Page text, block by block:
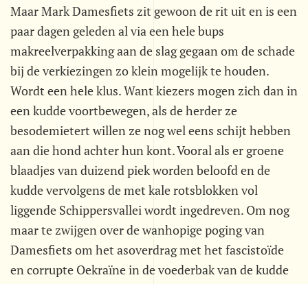
Maar Mark Damesfiets zit gewoon de rit uit en is een
paar dagen geleden al via een hele bups
makreelverpakking aan de slag gegaan om de schade
bij de verkiezingen zo klein mogelijk te houden.
Wordt een hele klus. Want kiezers mogen zich dan in
een kudde voortbewegen, als de herder ze
besodemietert willen ze nog wel eens schijt hebben
aan die hond achter hun kont. Vooral als er groene
blaadjes van duizend piek worden beloofd en de
kudde vervolgens de met kale rotsblokken vol
liggende Schippersvallei wordt ingedreven. Om nog
maar te zwijgen over de wanhopige poging van
Damesfiets om het asoverdrag met het fascistoïde
en corrupte Oekraïne in de voederbak van de kudde